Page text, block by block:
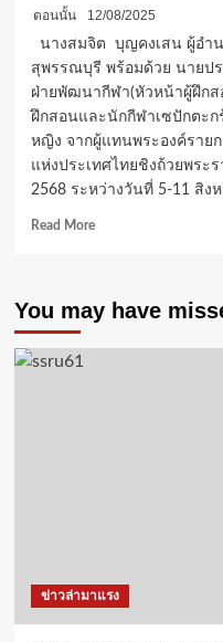
พร้อม
เปิด
โหวต
รางวัล
“ใน
ดวงใจ”
เชิดชู
เกียรติ
โค้ช-
ตอนนั้น
12/08/2025
นางสมจิต บุญคงเสน ผู้อำน
สุพรรณบุรี พร้อมด้วย นายป
ฝ่ายพัฒนากีฬา(หัวหน้าผู้ฝึก
ฝึกสอนและนักกีฬาเซปักตะ
หญิง จากผู้แทนพระองค์ราย
แห่งประเทศไทยชิงถ้วยพระ
2568 ระหว่างวันที่ 5-11 สิง
Read MoreRead
กีฬา
จังหวัด
สุพรรณบุรี
You may have
ข่าวล่ามาแรง